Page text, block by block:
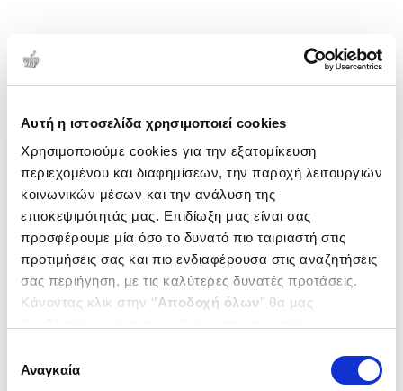
Αυτή η ιστοσελίδα χρησιμοποιεί cookies
Χρησιμοποιούμε cookies για την εξατομίκευση
περιεχομένου και διαφημίσεων, την παροχή λειτουργιών
κοινωνικών μέσων και την ανάλυση της
επισκεψιμότητάς μας. Επιδίωξη μας είναι σας
προσφέρουμε μία όσο το δυνατό πιο ταιριαστή στις
προτιμήσεις σας και πιο ενδιαφέρουσα στις αναζητήσεις
σας περιήγηση, με τις καλύτερες δυνατές προτάσεις.
Κάνοντας κλικ στην ‘’Αποδοχή όλων’’ θα μας
ενδιαφέρουν και να επιλέξετε από τα παρακάτω με την
συγκατάθεσης
Αναγκαία